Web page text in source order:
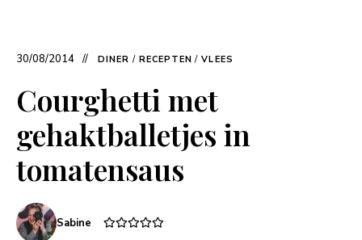
30/08/2014 DINER / RECEPTEN / VLEES
Courghetti met
gehaktballetjes in
tomatensaus
Sabine